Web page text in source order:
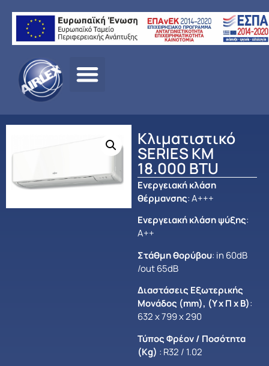
σελίδα/ΠΡΟΪΟΝΤΑ
Κλιματιστικό
SERIES KM
18.000 BTU
Ενεργειακή κλάση
θέρμανσης: Α+++
Ενεργειακή κλάση ψύξης:
Α++
Στάθμη θορύβου: in 60dB
/out 65dB
Διαστάσεις Εξωτερικής
Μονάδος (mm), (Y x Π x Β):
632 x 799 x 290
Τύπος Φρέον / Ποσότητα
(Kg) : R32 / 1.02